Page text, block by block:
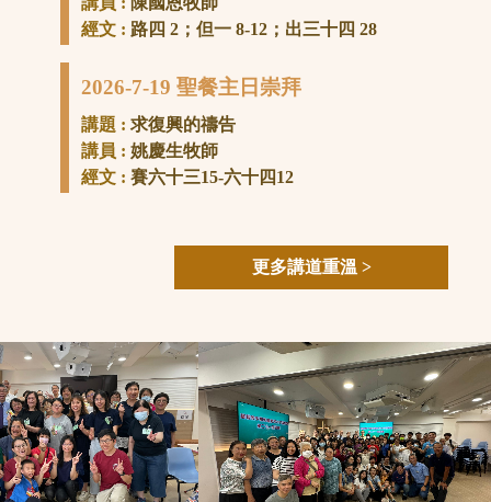
經文 : 路四 2；但一 8-12；出三十四 28
2026-7-19 聖餐主日崇拜
講題 :求復興的禱告
講員 :姚慶生牧師
經文 :賽六十三15-六十四12
更多講道重溫 >